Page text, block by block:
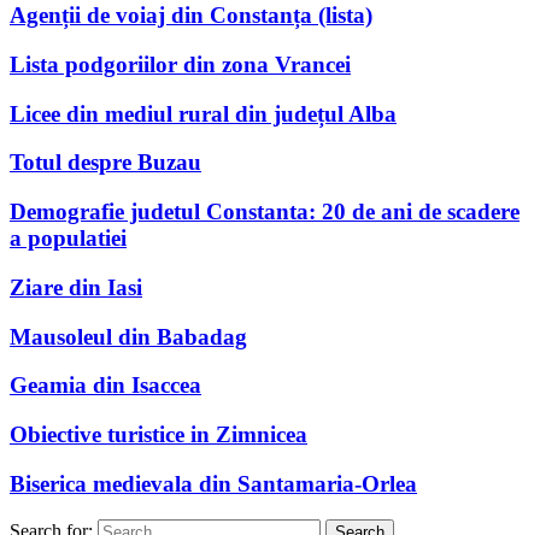
Agenții de voiaj din Constanța (lista)
Lista podgoriilor din zona Vrancei
Licee din mediul rural din județul Alba
Totul despre Buzau
Demografie judetul Constanta: 20 de ani de scadere
a populatiei
Ziare din Iasi
Mausoleul din Babadag
Geamia din Isaccea
Obiective turistice in Zimnicea
Biserica medievala din Santamaria-Orlea